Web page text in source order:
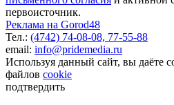
первоисточник.
Реклама на Gorod48
Тел.: (4742) 74-08-08, 77-55-88
email: info@pridemedia.ru
Используя данный сайт, вы даёте
файлов cookie
подтвердить